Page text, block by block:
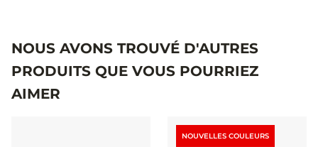
NOUS AVONS TROUVÉ D'AUTRES
PRODUITS QUE VOUS POURRIEZ
AIMER
NOUVELLES COULEURS